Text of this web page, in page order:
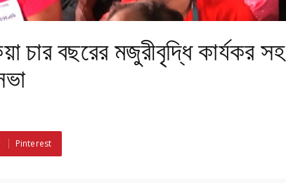
চার বছরের মজুরীবৃদ্ধি কার্যকর সহ
Pinterest